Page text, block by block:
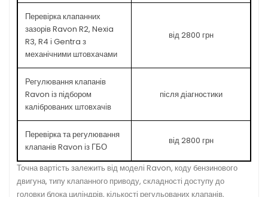
Перевірка клапанних
зазорів Ravon R2, Nexia
R3, R4 і Gentra з
механічними штовхачами
від 2800 грн
Регулювання клапанів
Ravon із підбором
каліброваних штовхачів
після діагностики
Перевірка та регулювання
клапанів Ravon із ГБО
від 2800 грн
Точна вартість залежить від моделі Ravon, коду бензинового
двигуна, типу клапанного приводу, складності доступу до
головки блока циліндрів, кількості регульованих клапанів,